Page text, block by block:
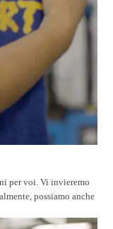
per voi. Vi invieremo
possiamo anche